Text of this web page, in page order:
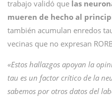
trabajo validó que las
mueren de hecho al
también acumulan enredos
vecinas que no expresan
«Estos hallazgos apoyan la
tau es un factor crítico de la
sabemos por otros datos del